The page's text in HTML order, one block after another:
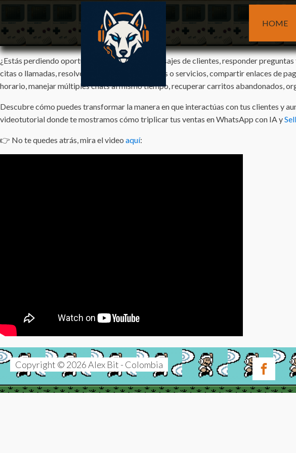
HOME
¿Estás perdiendo oportunidades al atender mensajes de clientes, responder
citas o llamadas, resolver dudas sobre productos o servicios, compartir enlaces de
horario, manejar múltiples chats al mismo tiempo, recuperar carritos abandonados,
Descubre cómo puedes transformar la manera en que interactúas con tus clientes y
videotutorial donde te mostramos cómo triplicar tus ventas en WhatsApp con IA y
👉 No te quedes atrás, mira el video aquí:
Copyright © 2026 Alex Bit - Colombia